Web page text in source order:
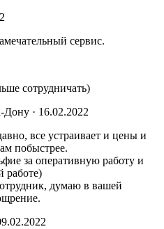
сервис.
сотрудничать)
Дону · 16.02.2022
все устраивает и цены и
побыстрее.
за оперативную работу и
работе)
думаю в вашей